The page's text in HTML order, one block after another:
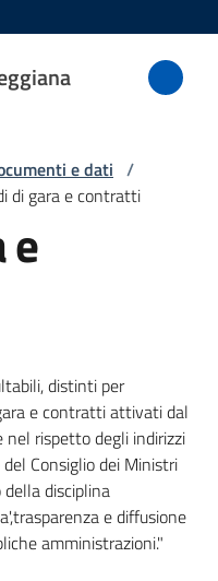
e dati /
di gara e contratti
e
distinti per
e contratti attivati dal
nel rispetto degli indirizzi
Consiglio dei Ministri
disciplina
e diffusione
amministrazioni."